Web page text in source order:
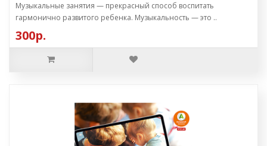
Музыкальные занятия — прекрасный способ воспитать
гармонично развитого ребенка. Музыкальность — это ..
300р.